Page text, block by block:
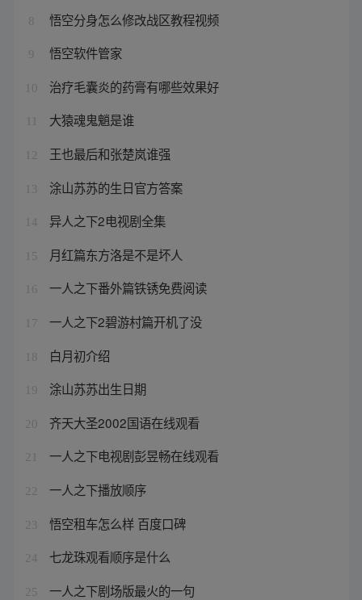
8 悟空分身怎么修改战区教程视频
9 悟空软件管家
10 治疗毛囊炎的药膏有哪些效果好
大猿魂鬼魈是谁
12 王也最后和张楚岚谁强
13 涂山苏苏的生日官方答案
14 异人之下2电视剧全集
15 月红篇东方洛是不是坏人
16 一人之下番外篇铁锈免费阅读
17 一人之下2碧游村篇开机了没
18 白月初介绍
19 涂山苏苏出生日期
20 齐天大圣2002国语在线观看
21 一人之下电视剧彭昱畅在线观看
22 一人之下播放顺序
23 悟空租车怎么样 百度口碑
24 七龙珠观看顺序是什么
25 一人之下剧场版最火的一句